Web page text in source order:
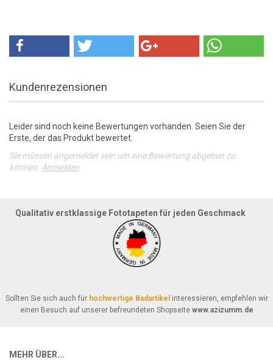
Kundenrezensionen
Leider sind noch keine Bewertungen vorhanden. Seien Sie der
Erste, der das Produkt bewertet.
Sie müssen angemeldet sein um eine Bewertung abgeben zu
können. Anmelden
Qualitativ erstklassige Fototapeten für jeden Geschmack
Sollten Sie sich auch für hochwertige Badartikel interessieren, empfehlen wir
einen Besuch auf unserer befreundeten Shopseite www.azizumm.de
MEHR ÜBER...